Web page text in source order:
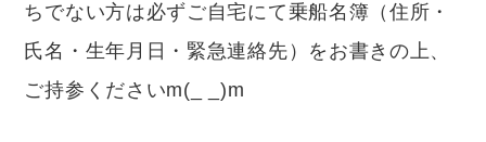
ちでない方は必ずご自宅にて乗船名簿（住所・
氏名・生年月日・緊急連絡先）をお書きの上、
ご持参くださいm(_ _)m